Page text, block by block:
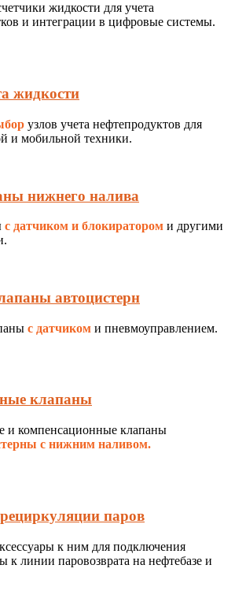
жидкости для учета
и интеграции в цифровые системы.
жидкости
узлов учета нефтепродуктов для
и мобильной техники.
нижнего налива
с датчиком и блокиратором и другими
автоцистерн
с датчиком и пневмоуправлением.
клапаны
и компенсационные клапаны
с нижним наливом.
паров
к ним для подключения
к линии паровозврата на нефтебазе и